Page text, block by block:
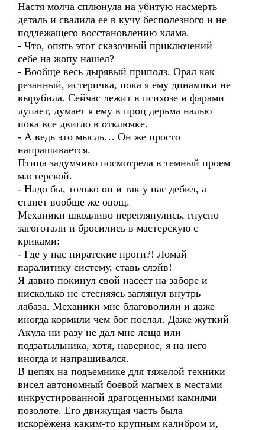
Настя молча сплюнула на убитую насмерть
деталь и свалила ее в кучу бесполезного и не
подлежащего восстановлению хлама.
- Что, опять этот сказочный приключений
себе на жопу нашел?
- Вообще весь дырявый приполз. Орал как
резанный, истеричка, пока я ему динамики не
вырубила. Сейчас лежит в психозе и фарами
лупает, думает я ему в проц дерьма налью
пока все двигло в отключке.
- А ведь это мысль… Он же просто
напрашивается.
Птица задумчиво посмотрела в темный проем
мастерской.
- Надо бы, только он и так у нас дебил, а
станет вообще же овощ.
Механики шкодливо переглянулись, гнусно
загоготали и бросились в мастерскую с
криками:
- Где у нас пиратские проги?! Ломай
паралитику систему, ставь слэйв!
Я давно покинул свой насест на заборе и
нисколько не стесняясь заглянул внутрь
лабаза. Механики мне благоволили и даже
иногда кормили чем бог послал. Даже жуткий
Акула ни разу не дал мне леща или
подзатыльника, хотя, наверное, я на него
иногда и напрашивался.
В цепях на подъемнике для тяжелой техники
висел автономный боевой магмех в местами
инкрустированной драгоценными камнями
позолоте. Его движущая часть была
искорёжена каким-то крупным калибром и,